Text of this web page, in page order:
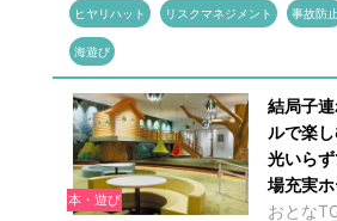
ヒヤリハット リスクマネジメント 事故防止
海遊び
本・遊び
結局子
ルで楽
光いら
場充実
おとな